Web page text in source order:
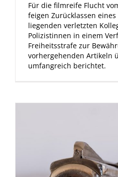
Für die filmreife Flucht
feigen Zurücklassen
liegenden verletzten
Polizistinnen in einem
Freiheitsstrafe zur
vorhergehenden Artikeln
umfangreich berichtet.